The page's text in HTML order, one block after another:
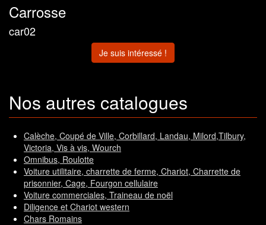
Carrosse
car02
Je suis intéressé !
Nos autres catalogues
Calèche, Coupé de Ville, Corbillard, Landau, Milord,Tilbury,
Victoria, Vis à vis, Wourch
Omnibus, Roulotte
Voiture utilitaire, charrette de ferme, Chariot, Charrette de
prisonnier, Cage, Fourgon cellulaire
Voiture commerciales, Traineau de noël
Diligence et Chariot western
Chars Romains